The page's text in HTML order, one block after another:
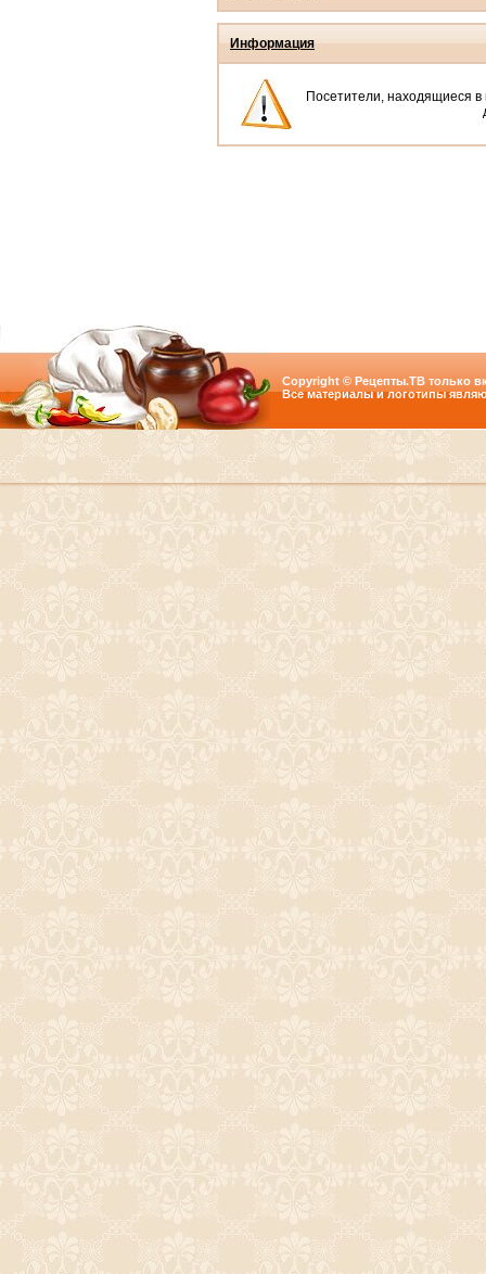
Информация
Посетители, находящиеся в
Copyright © Рецепты.ТВ только
Все материалы и логотипы